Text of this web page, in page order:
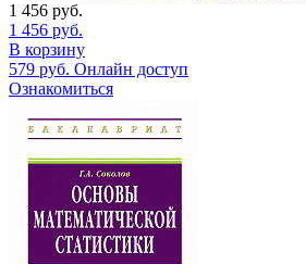
1 456 руб.
1 456 руб.
В корзину
579 руб. Онлайн доступ
Ознакомиться